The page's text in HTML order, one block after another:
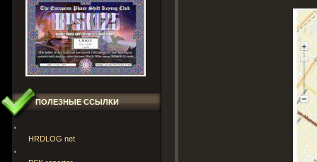
ПОЛЕЗНЫЕ ССЫЛКИ
HRDLOG net